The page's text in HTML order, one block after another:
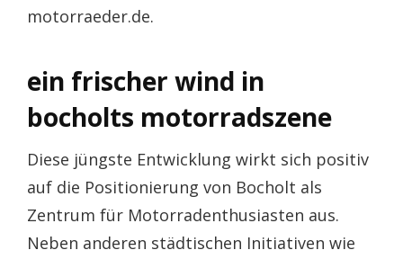
motorraeder.de.
ein frischer wind in
bocholts motorradszene
Diese jüngste Entwicklung wirkt sich positiv
auf die Positionierung von Bocholt als
Zentrum für Motorradenthusiasten aus.
Neben anderen städtischen Initiativen wie